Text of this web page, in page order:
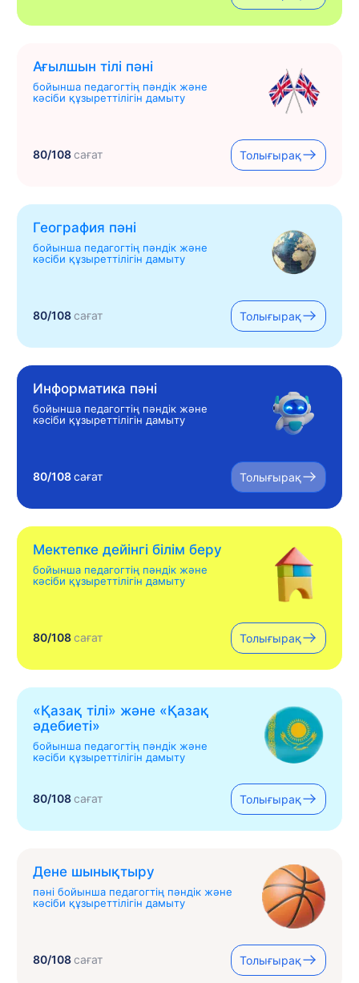
Ағылшын тілі пәні
бойынша педагогтің пәндік және
кәсіби құзыреттілігін дамыту
80/108сағат Толығырақ
География пәні
бойынша педагогтің пәндік және
кәсіби құзыреттілігін дамыту
80/108сағат Толығырақ
Информатика пәні
бойынша педагогтің пәндік және
кәсіби құзыреттілігін дамыту
80/108сағат Толығырақ
Мектепке дейінгі білім беру
бойынша педагогтің пәндік және
кәсіби құзыреттілігін дамыту
80/108сағат Толығырақ
«Қазақ тілі» жəне «Қазақ
əдебиеті»
бойынша педагогтің пәндік және
кәсіби құзыреттілігін дамыту
80/108сағат Толығырақ
Дене шынықтыру
пәні бойынша педагогтің пәндік және
кәсіби құзыреттілігін дамыту
80/108сағат Толығырақ